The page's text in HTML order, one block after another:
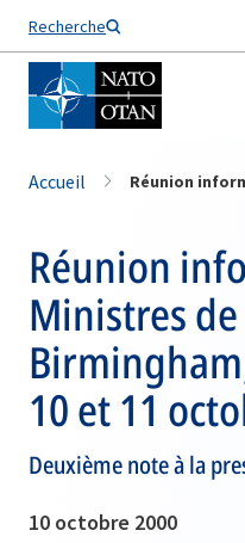
Recherche
Nom de famille*
Accueil Réunion
Réunion
Ministres
10 et 11
Deuxième note à la
10 octobre 2000